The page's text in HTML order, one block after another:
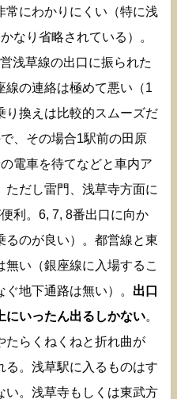
常にわかりにくい（特に浅
なり省略されている）。
浅草線の出口に振られた
線の連絡は極めて悪い（1
り換えは比較的スムーズだ
、その場合1駅前の田原
電車を待てなどと車内ア
だし雷門、浅草寺方面に
利。6, 7, 8番出口に向か
るのが良い）。都営線と東
い（銀座線に入場するこ
地下通路は無い）。 出口
にいったん出るしかない。
たらくねくねと折れ曲が
る。浅草駅に入るものはす
い。浅草寺もしくは東武方